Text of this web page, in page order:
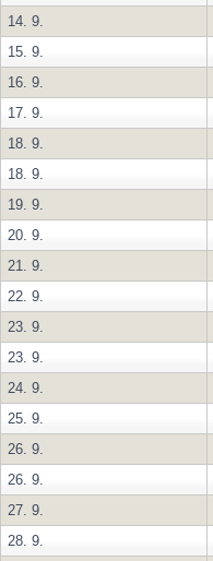
14. 9.
15. 9.
16. 9.
17. 9.
18. 9.
18. 9.
19. 9.
20. 9.
21. 9.
22. 9.
23. 9.
23. 9.
24. 9.
25. 9.
26. 9.
26. 9.
27. 9.
28. 9.